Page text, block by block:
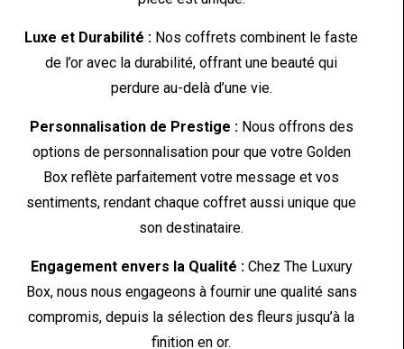
Luxe et Durabilité : Nos coffrets combinent le faste
de l’or avec la durabilité, offrant une beauté qui
perdure au-delà d’une vie.
Personnalisation de Prestige :Nous offrons des
options de personnalisation pour que votre Golden
Box reflète parfaitement votre message et vos
sentiments, rendant chaque coffret aussi unique que
son destinataire.
Engagement envers la Qualité :Chez The Luxury
Box, nous nous engageons à fournir une qualité sans
compromis, depuis la sélection des fleurs jusqu’à la
finition en or.